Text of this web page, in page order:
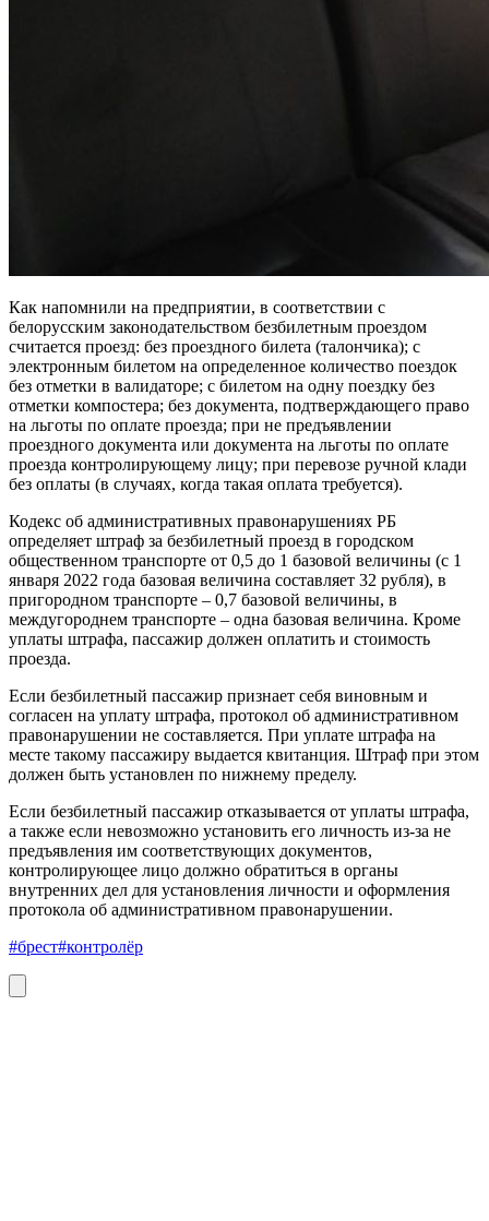
Как напомнили на предприятии, в соответствии с
белорусским законодательством безбилетным проездом
считается проезд: без проездного билета (талончика); с
электронным билетом на определенное количество поездок
без отметки в валидаторе; с билетом на одну поездку без
отметки компостера; без документа, подтверждающего право
на льготы по оплате проезда; при не предъявлении
проездного документа или документа на льготы по оплате
проезда контролирующему лицу; при перевозе ручной клади
без оплаты (в случаях, когда такая оплата требуется).
Кодекс об административных правонарушениях РБ
определяет штраф за безбилетный проезд в городском
общественном транспорте от 0,5 до 1 базовой величины (с 1
января 2022 года базовая величина составляет 32 рубля), в
пригородном транспорте – 0,7 базовой величины, в
междугороднем транспорте – одна базовая величина. Кроме
уплаты штрафа, пассажир должен оплатить и стоимость
проезда.
Если безбилетный пассажир признает себя виновным и
согласен на уплату штрафа, протокол об административном
правонарушении не составляется. При уплате штрафа на
месте такому пассажиру выдается квитанция. Штраф при этом
должен быть установлен по нижнему пределу.
Если безбилетный пассажир отказывается от уплаты штрафа,
а также если невозможно установить его личность из-за не
предъявления им соответствующих документов,
контролирующее лицо должно обратиться в органы
внутренних дел для установления личности и оформления
протокола об административном правонарушении.
#брест#контролёр